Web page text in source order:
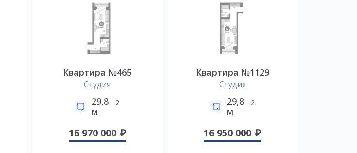
Квартира №465
Студия
29,8
м
2
16 970 000
Квартира №1129
Студия
29,8
м
2
16 950 000